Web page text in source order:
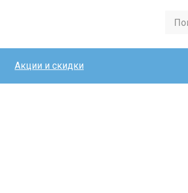
Акции и скидки